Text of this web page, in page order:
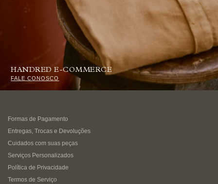
HANDRED E-COMMERCE
FALE CONOSCO
Formas de Pagamento
Entregas, Trocas e Devoluções
Cuidados com suas peças
Serviços Personalizados
Política de Privacidade
Termos de Serviço